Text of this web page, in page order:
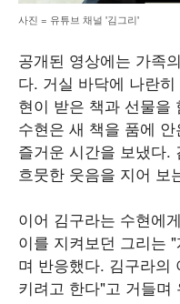
사진 = 유튜브 채널 '김그리'
공개된 영상에는 가족
다. 거실 바닥에 나란
현이 받은 책과 선물을
수현은 새 책을 품에
즐거운 시간을 보냈다.
흐뭇한 웃음을 지어 보
이어 김구라는 수현에
이를 지켜보던 그리는
며 반응했다. 김구라의
키려고 한다"고 거들며